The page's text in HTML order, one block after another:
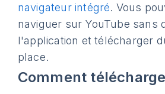
navigateur intégré. Vous
naviguer sur YouTube sans
l'application et télécharger
place.
Comment